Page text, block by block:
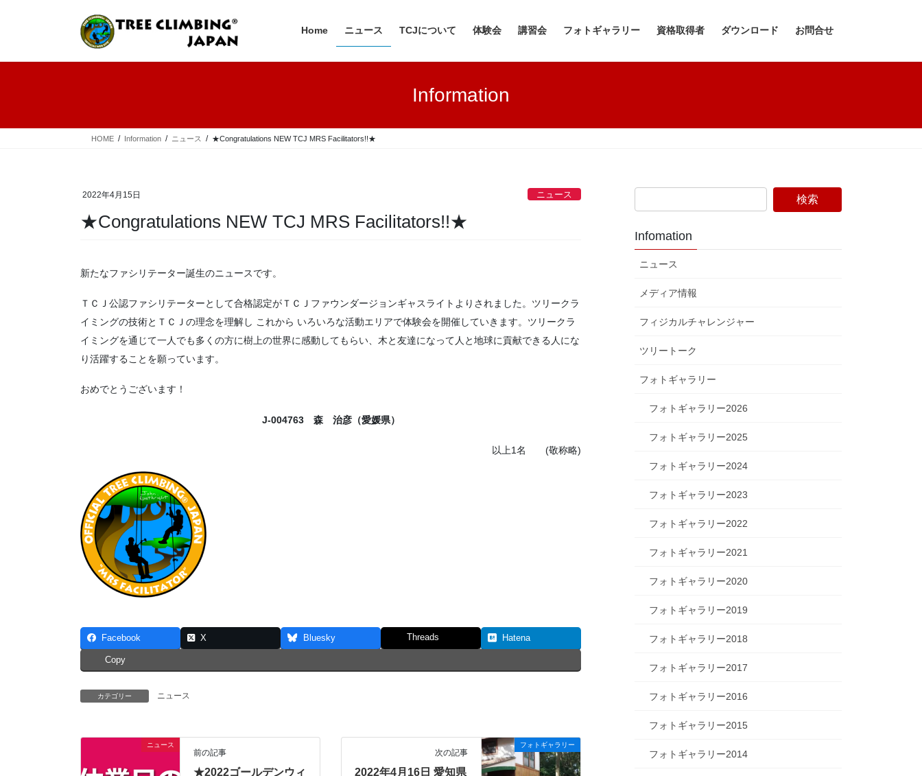
ツ
シ
Home ニュース TCJについて 体験会 講習会 フォトギャラリー 資格取得者 ダウンロード お問合せ
Information
HOME Information ニュース ★Congratulations NEW TCJ MRS Facilitators!!★
2022年4月15日 ニュース
★Congratulations NEW TCJ MRS Facilitators!!★
新たなファシリテーター誕生のニュースです。
ＴＣＪ公認ファシリテーターとして合格認定がＴＣＪファウンダージョンギャスライトよりされました。ツリークラ
イミングの技術とＴＣＪの理念を理解し これから いろいろな活動エリアで体験会を開催していきます。ツリークラ
イミングを通じて一人でも多くの方に樹上の世界に感動してもらい、木と友達になって人と地球に貢献できる人にな
り活躍することを願っています。
おめでとうございます！
J-004763 森 治彦（愛媛県）
以上1名 (敬称略)
Facebook X Bluesky Threads Hatena
Copy
カテゴリー ニュース
ニュース
前の記事
★2022ゴールデンウィ
フォトギャラリー
次の記事
2022年4月16日 愛知県
Infomation
ニュース
メディア情報
フィジカルチャレンジャー
ツリートーク
フォトギャラリー
フォトギャラリー2026
フォトギャラリー2025
フォトギャラリー2024
フォトギャラリー2023
フォトギャラリー2022
フォトギャラリー2021
フォトギャラリー2020
フォトギャラリー2019
フォトギャラリー2018
フォトギャラリー2017
フォトギャラリー2016
フォトギャラリー2015
フォトギャラリー2014